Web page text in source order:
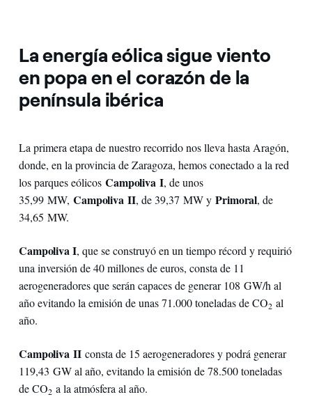
La energía eólica sigue viento
en popa en el corazón de la
península ibérica
La primera etapa de nuestro recorrido nos lleva hasta Aragón,
donde, en la provincia de Zaragoza, hemos conectado a la red
los parques eólicos Campoliva I, de unos
35,99 MW, Campoliva II, de 39,37 MW y Primoral, de
34,65 MW.
Campoliva I, que se construyó en un tiempo récord y requirió
una inversión de 40 millones de euros, consta de 11
aerogeneradores que serán capaces de generar 108 GW/h al
año evitando la emisión de unas 71.000 toneladas de CO2 al
año.
Campoliva IIconsta de 15 aerogeneradores y podrá generar
119,43 GW al año, evitando la emisión de 78.500 toneladas
de CO2 a la atmósfera al año.